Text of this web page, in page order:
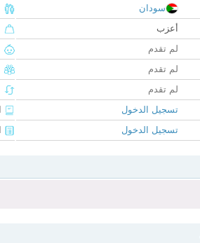
سودان
أعزب
لم تقدم
لم تقدم
لم تقدم
تسجيل الدخول
تسجيل الدخول